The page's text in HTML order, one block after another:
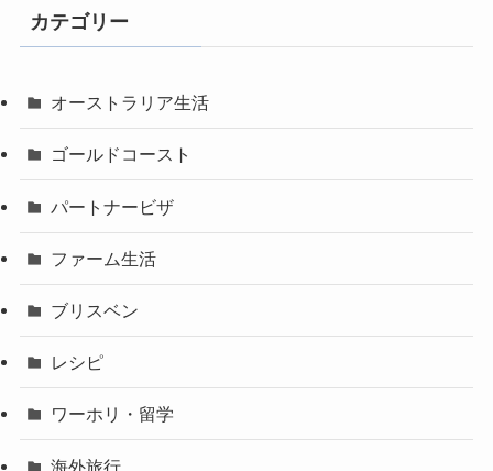
カテゴリー
オーストラリア生活
ゴールドコースト
パートナービザ
ファーム生活
ブリスベン
レシピ
ワーホリ・留学
海外旅行